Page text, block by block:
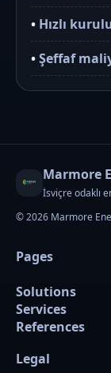
• Hızlı
•Şeffaf
Marmore
İsviçre odaklı
© 2026 Marmore
Pages
Solutions
Services
References
Legal